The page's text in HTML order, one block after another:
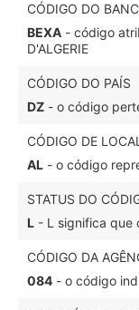
CÓDIGO DO
BEXA - código
D'ALGERIE
CÓDIGO DO PAÍS
DZ - o código
CÓDIGO DE
AL - o código
STATUS DO
L - L significa que
CÓDIGO DA
084 - o código